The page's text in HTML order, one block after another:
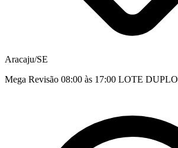
Aracaju/SE
Mega Revisão 08:00 às 17:00 LOTE DUPLO